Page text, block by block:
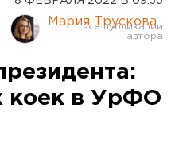
Мария Трускова
коек в УрФО